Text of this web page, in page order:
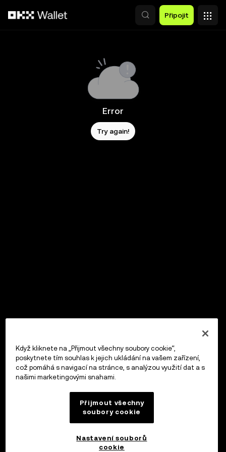
Připojit
Error
Try again!
Když kliknete na „Přijmout všechny soubory cookie“,
poskytnete tím souhlas k jejich ukládání na vašem zařízení,
což pomáhá s navigací na stránce, s analýzou využití dat a s
našimi marketingovými snahami.
Přijmout všechny
soubory cookie
Nastavení souborů
cookie